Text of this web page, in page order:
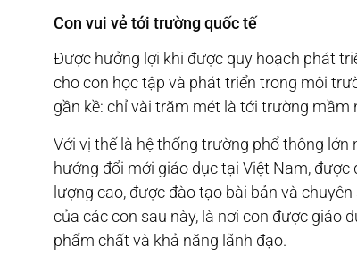
Con vui vẻ tới trường quốc tế
Được hưởng lợi khi được quy hoạch phát
cho con học tập và phát triển trong môi
gần kề: chỉ vài trăm mét là tới trường
Với vị thế là hệ thống trường phổ thông lớn
hướng đổi mới giáo dục tại Việt Nam,
lượng cao, được đào tạo bài bản và
của các con sau này, là nơi con được giáo
phẩm chất và khả năng lãnh đạo.